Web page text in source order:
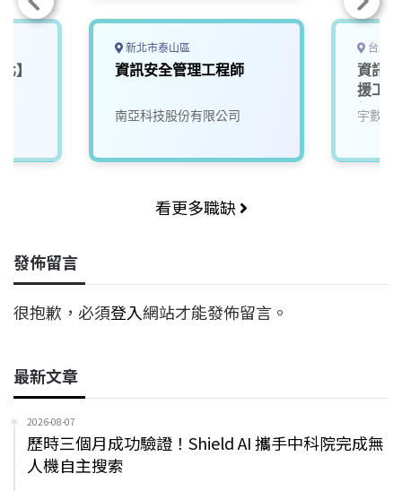
】
新北市泰山區
資訊安全管理工程師
南亞科技股份有限公司
台北
資訊
援工
師】
宇數科
看更多職缺
發佈留言
很抱歉，必須登入網站才能發佈留言。
最新文章
2026-08-07
歷時三個月成功驗證！Shield AI 攜手中科院完成無
人機自主搜索